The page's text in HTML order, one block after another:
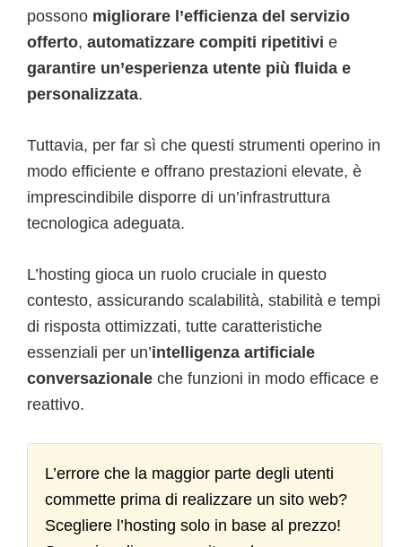
possono migliorare l’efficienza del servizio
offerto, automatizzare compiti ripetitivi e
garantire un’esperienza utente più fluida e
personalizzata.
Tuttavia, per far sì che questi strumenti operino in
modo efficiente e offrano prestazioni elevate, è
imprescindibile disporre di un’infrastruttura
tecnologica adeguata.
L’hosting gioca un ruolo cruciale in questo
contesto, assicurando scalabilità, stabilità e tempi
di risposta ottimizzati, tutte caratteristiche
essenziali per un’intelligenza artificiale
conversazionale che funzioni in modo efficace e
reattivo.
L’errore che la maggior parte degli utenti
commette prima di realizzare un sito web?
Scegliere l’hosting solo in base al prezzo!